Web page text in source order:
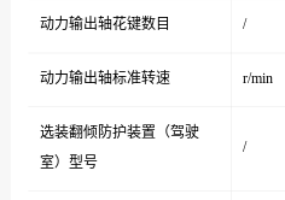
动力输出轴花键数目 /
动力输出轴标准转速 r/min
选装翻倾防护装置（驾驶
室）型号
/